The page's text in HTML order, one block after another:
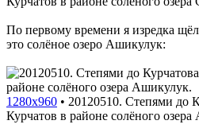
По первому времени я изредка
это солёное озеро Ашикулук:
1280x960 • 20120510. Степями до
Курчатов в районе солёного